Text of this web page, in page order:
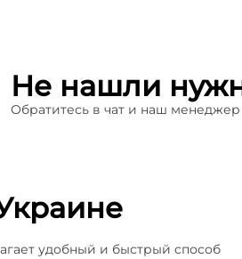
Не нашли
Обратитесь в чат и наш
удобный и быстрый способ